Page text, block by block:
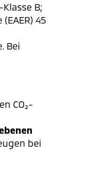
-Klasse B;
45
Bei
CO₂-
bei